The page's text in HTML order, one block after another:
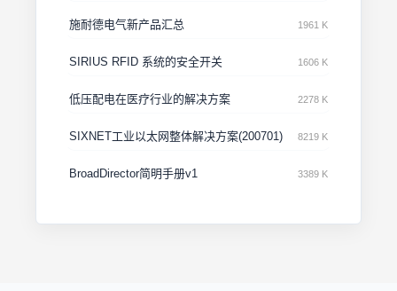
施耐德电气新产品汇总 1961 K
SIRIUS RFID 系统的安全开关 1606 K
低压配电在医疗行业的解决方案 2278 K
SIXNET工业以太网整体解决方案(200701) 8219 K
BroadDirector简明手册v1 3389 K